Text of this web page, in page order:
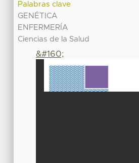
Palabras clave
GENÉTICA
ENFERMERÍA
Ciencias de la Salud
&#160;